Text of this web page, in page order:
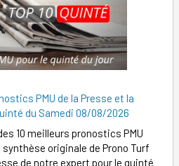
PMU de la Presse et la
du Samedi 08/08/2026
10 meilleurs pronostics PMU
originale de Prono Turf
de notre expert pour le quinté